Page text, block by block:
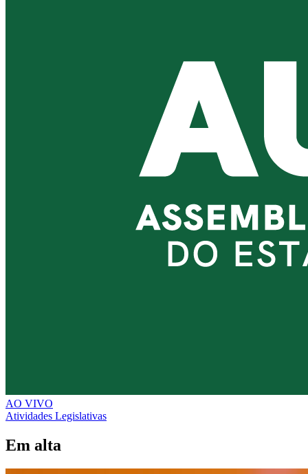
AO VIVO
Atividades Legislativas
Em alta